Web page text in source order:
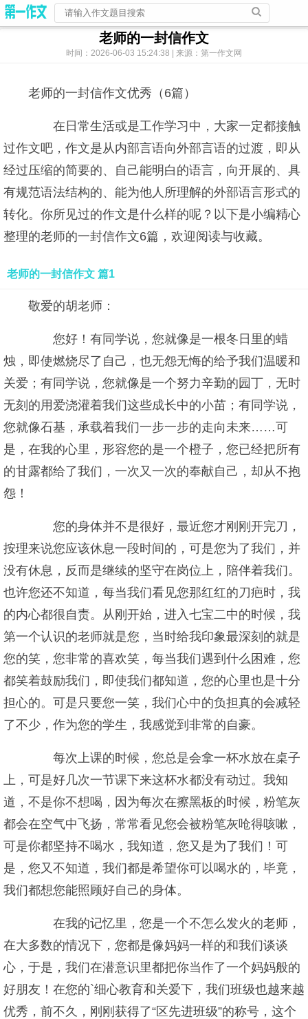
老师的一封信作文
时间：2026-06-03 15:24:38 | 来源：第一作文网
老师的一封信作文优秀（6篇）
在日常生活或是工作学习中，大家一定都接触
过作文吧，作文是从内部言语向外部言语的过渡，即从
经过压缩的简要的、自己能明白的语言，向开展的、具
有规范语法结构的、能为他人所理解的外部语言形式的
转化。你所见过的作文是什么样的呢？以下是小编精心
整理的老师的一封信作文6篇，欢迎阅读与收藏。
老师的一封信作文 篇1
敬爱的胡老师：
您好！有同学说，您就像是一根冬日里的蜡
烛，即使燃烧尽了自己，也无怨无悔的给予我们温暖和
关爱；有同学说，您就像是一个努力辛勤的园丁，无时
无刻的用爱浇灌着我们这些成长中的小苗；有同学说，
您就像石基，承载着我们一步一步的走向未来……可
是，在我的心里，形容您的是一个橙子，您已经把所有
的甘露都给了我们，一次又一次的奉献自己，却从不抱
怨！
您的身体并不是很好，最近您才刚刚开完刀，
按理来说您应该休息一段时间的，可是您为了我们，并
没有休息，反而是继续的坚守在岗位上，陪伴着我们。
也许您还不知道，每当我们看见您那红红的刀疤时，我
的内心都很自责。从刚开始，进入七宝二中的时候，我
第一个认识的老师就是您，当时给我印象最深刻的就是
您的笑，您非常的喜欢笑，每当我们遇到什么困难，您
都笑着鼓励我们，即使我们都知道，您的心里也是十分
担心的。可是只要您一笑，我们心中的负担真的会减轻
了不少，作为您的学生，我感觉到非常的自豪。
每次上课的时候，您总是会拿一杯水放在桌子
上，可是好几次一节课下来这杯水都没有动过。我知
道，不是你不想喝，因为每次在擦黑板的时候，粉笔灰
都会在空气中飞扬，常常看见您会被粉笔灰呛得咳嗽，
可是你都坚持不喝水，我知道，您又是为了我们！可
是，您又不知道，我们都是希望你可以喝水的，毕竟，
我们都想您能照顾好自己的身体。
在我的记忆里，您是一个不怎么发火的老师，
在大多数的情况下，您都是像妈妈一样的和我们谈谈
心，于是，我们在潜意识里都把你当作了一个妈妈般的
好朋友！在您的`细心教育和关爱下，我们班级也越来越
优秀，前不久，刚刚获得了“区先进班级”的称号，这个